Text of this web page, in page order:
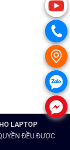
LAPTOP
ĐỀU ĐƯỢC
.
.
.
.
.